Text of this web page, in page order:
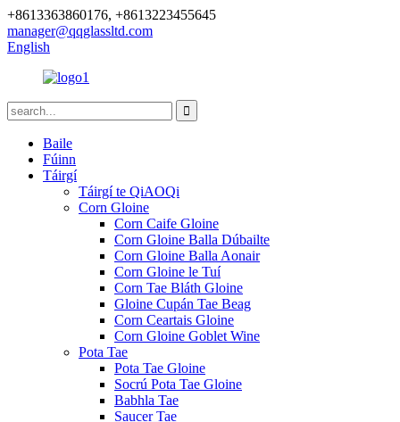
+8613363860176, +8613223455645
manager@qqglassltd.com
English
Baile
Fúinn
Táirgí
Táirgí te QiAOQi
Corn Gloine
Corn Caife Gloine
Corn Gloine Balla Dúbailte
Corn Gloine Balla Aonair
Corn Gloine le Tuí
Corn Tae Bláth Gloine
Gloine Cupán Tae Beag
Corn Ceartais Gloine
Corn Gloine Goblet Wine
Pota Tae
Pota Tae Gloine
Socrú Pota Tae Gloine
Babhla Tae
Saucer Tae